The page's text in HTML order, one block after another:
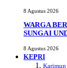
8 Agustus 2026
WARGA
SUNGAI
8 Agustus 2026
KEPRI
Karimun